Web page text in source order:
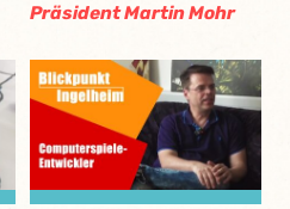
Präsident Martin Mohr